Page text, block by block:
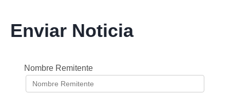
Enviar Noticia
Nombre Remitente